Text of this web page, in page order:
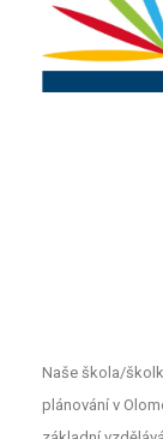
Naše škola/
plánování v